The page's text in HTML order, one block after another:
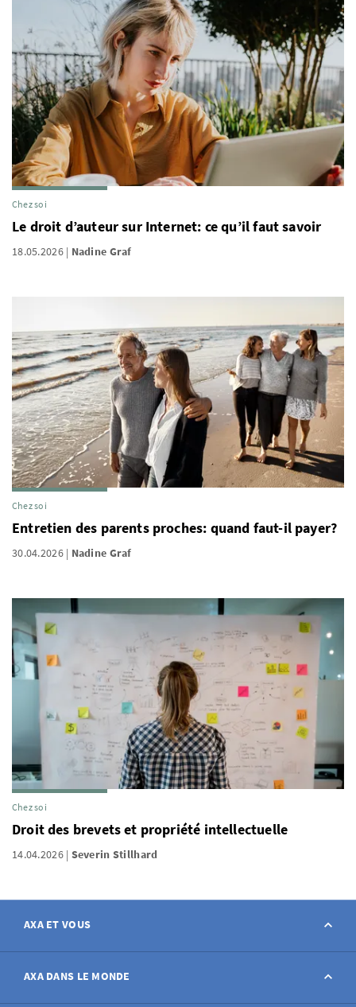
Chez soi
Le droit d’auteur sur Internet: ce qu’il faut savoir
18.05.2026 Nadine Graf
Chez soi
Entretien des parents proches: quand faut-il payer?
30.04.2026 Nadine Graf
Chez soi
Droit des brevets et propriété intellectuelle
14.04.2026 Severin Stillhard
AXA ET VOUS
Contact
AXA DANS LE MONDE